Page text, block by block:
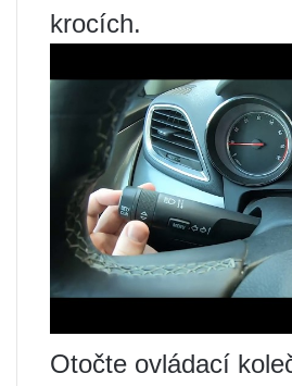
krocích.
Otočte ovládací